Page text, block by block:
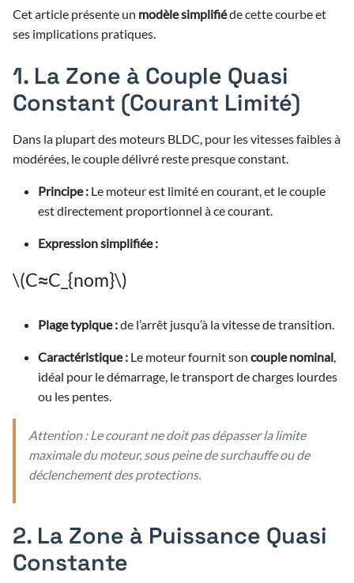
2026
2026
2026
2026
2026
2026
2026
2026
2026
2026
2026
2026
2026
2026
2026
2025
Cet article présente un modèle simplifiéde cette courbe et
ses implications pratiques.
1. La Zone à Couple Quasi
Constant (Courant Limité)
Dans la plupart des moteurs BLDC, pour les vitesses faibles à
modérées, le couple délivré reste presque constant.
Principe : Le moteur est limité en courant, et le couple
est directement proportionnel à ce courant.
Expression simplifiée :
\(C≈C_{nom}\)
Plage typique :de l’arrêt jusqu’à la vitesse de transition.
Caractéristique : Le moteur fournit son couple nominal,
idéal pour le démarrage, le transport de charges lourdes
ou les pentes.
Attention : Le courant ne doit pas dépasser la limite
maximale du moteur, sous peine de surchauffe ou de
déclenchement des protections.
2. La Zone à Puissance Quasi
Constante